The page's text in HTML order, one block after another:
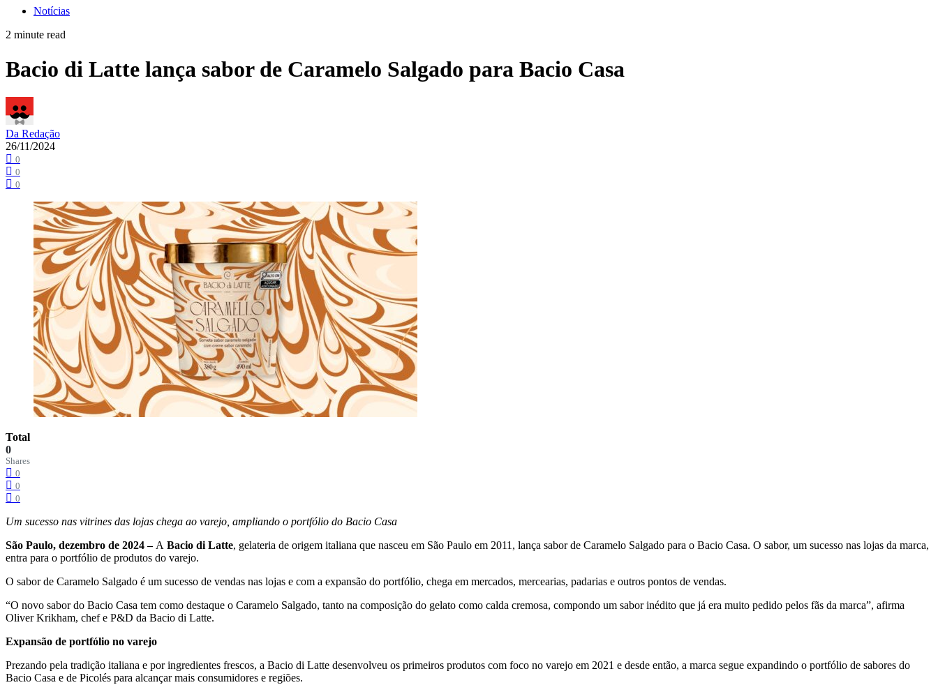
Notícias
2 minute read
Bacio di Latte lança sabor de Caramelo Salgado para Bacio Casa
Da Redação
26/11/2024
0
0
0
Total
0
Shares
0
0
0
Um sucesso nas vitrines das lojas chega ao varejo, ampliando o portfólio do Bacio Casa
São Paulo, dezembro de 2024 –A Bacio di Latte, gelateria de origem italiana que nasceu em São Paulo em 2011, lança sabor de Caramelo Salgado para o Bacio Casa. O sabor, um sucesso nas lojas da marca,
entra para o portfólio de produtos do varejo.
O sabor de Caramelo Salgado é um sucesso de vendas nas lojas e com a expansão do portfólio, chega em mercados, mercearias, padarias e outros pontos de vendas.
“O novo sabor do Bacio Casa tem como destaque o Caramelo Salgado, tanto na composição do gelato como calda cremosa, compondo um sabor inédito que já era muito pedido pelos fãs da marca”, afirma
Oliver Krikham, chef e P&D da Bacio di Latte.
Expansão de portfólio no varejo
Prezando pela tradição italiana e por ingredientes frescos, a Bacio di Latte desenvolveu os primeiros produtos com foco no varejo em 2021 e desde então, a marca segue expandindo o portfólio de sabores do
Bacio Casa e de Picolés para alcançar mais consumidores e regiões.